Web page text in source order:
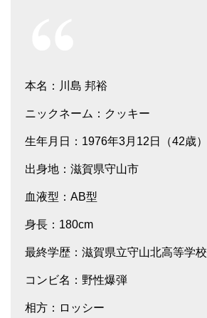
本名：川島 邦裕
ニックネーム：クッキー
生年月日：1976年3月12日（42歳）
出身地：滋賀県守山市
血液型：AB型
身長：180cm
最終学歴：滋賀県立守山北高等学校
コンビ名：野性爆弾
相方：ロッシー